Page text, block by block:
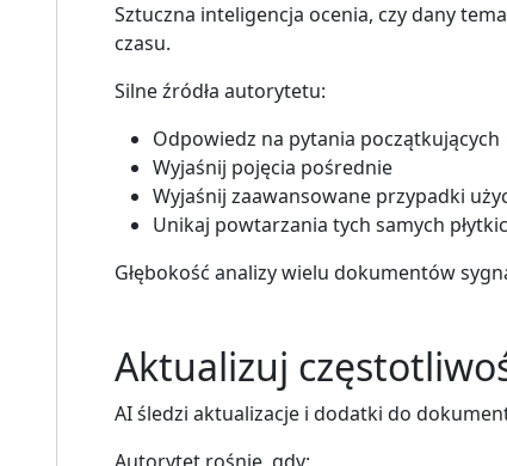
Sztuczna inteligencja ocenia, czy dany
czasu.
Silne źródła autorytetu:
Odpowiedz na pytania początkujących
Wyjaśnij pojęcia pośrednie
Wyjaśnij zaawansowane przypadki
Unikaj powtarzania tych samych
Głębokość analizy wielu dokumentów
Aktualizuj
AI śledzi aktualizacje i dodatki do